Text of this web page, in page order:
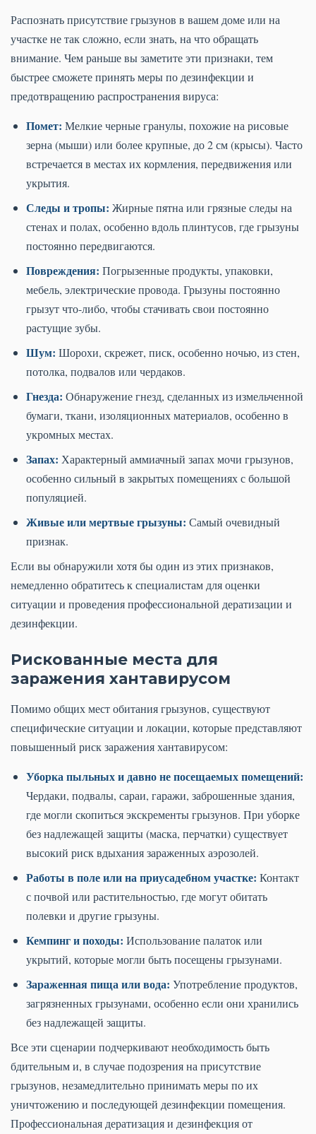
Распознать присутствие грызунов в вашем доме или на
участке не так сложно, если знать, на что обращать
внимание. Чем раньше вы заметите эти признаки, тем
быстрее сможете принять меры по дезинфекции и
предотвращению распространения вируса:
Помет: Мелкие черные гранулы, похожие на рисовые
зерна (мыши) или более крупные, до 2 см (крысы). Часто
встречается в местах их кормления, передвижения или
укрытия.
Следы и тропы: Жирные пятна или грязные следы на
стенах и полах, особенно вдоль плинтусов, где грызуны
постоянно передвигаются.
Повреждения: Погрызенные продукты, упаковки,
мебель, электрические провода. Грызуны постоянно
грызут что-либо, чтобы стачивать свои постоянно
растущие зубы.
Шум: Шорохи, скрежет, писк, особенно ночью, из стен,
потолка, подвалов или чердаков.
Гнезда: Обнаружение гнезд, сделанных из измельченной
бумаги, ткани, изоляционных материалов, особенно в
укромных местах.
Запах: Характерный аммиачный запах мочи грызунов,
особенно сильный в закрытых помещениях с большой
популяцией.
Живые или мертвые грызуны: Самый очевидный
признак.
Если вы обнаружили хотя бы один из этих признаков,
немедленно обратитесь к специалистам для оценки
ситуации и проведения профессиональной дератизации и
дезинфекции.
Рискованные места для
заражения хантавирусом
Помимо общих мест обитания грызунов, существуют
специфические ситуации и локации, которые представляют
повышенный риск заражения хантавирусом:
Уборка пыльных и давно не посещаемых помещений:
Чердаки, подвалы, сараи, гаражи, заброшенные здания,
где могли скопиться экскременты грызунов. При уборке
без надлежащей защиты (маска, перчатки) существует
высокий риск вдыхания зараженных аэрозолей.
Работы в поле или на приусадебном участке: Контакт
с почвой или растительностью, где могут обитать
полевки и другие грызуны.
Кемпинг и походы: Использование палаток или
укрытий, которые могли быть посещены грызунами.
Зараженная пища или вода: Употребление продуктов,
загрязненных грызунами, особенно если они хранились
без надлежащей защиты.
Все эти сценарии подчеркивают необходимость быть
бдительным и, в случае подозрения на присутствие
грызунов, незамедлительно принимать меры по их
уничтожению и последующей дезинфекции помещения.
Профессиональная дератизация и дезинфекция от